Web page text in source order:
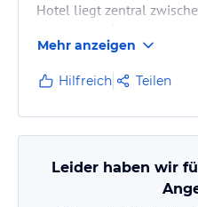
Hotel liegt zentral
Mehr anzeigen
Hilfreich Teilen
Leider haben wir